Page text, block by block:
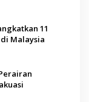
11
Malaysia